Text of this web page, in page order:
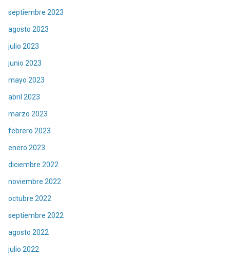
septiembre 2023
agosto 2023
julio 2023
junio 2023
mayo 2023
abril 2023
marzo 2023
febrero 2023
enero 2023
diciembre 2022
noviembre 2022
octubre 2022
septiembre 2022
agosto 2022
julio 2022